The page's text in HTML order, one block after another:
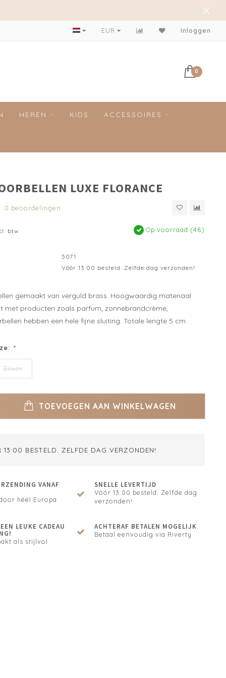
EUR Inloggen
0
HEREN KIDS ACCESSOIRES
LUXE FLORANCE
0 beoordelingen
btw Op voorraad (48)
5071
Vóór 13:00 besteld. Zelfde dag verzonden!
gemaakt van verguld brass. Hoogwaardig materiaal
met producten zoals parfum, zonnebrandcrème,
hebben een hele fijne sluiting. Totale lengte 5 cm.
*
Zilver
TOEVOEGEN AAN WINKELWAGEN
13:00 BESTELD. ZELFDE DAG VERZONDEN!
VANAF
héél Europa
SNELLE LEVERTIJD
Vóór 13:00 besteld. Zelfde dag
verzonden!
LEUKE CADEAU
als stijlvol
ACHTERAF BETALEN MOGELIJK
Betaal eenvoudig via Riverty